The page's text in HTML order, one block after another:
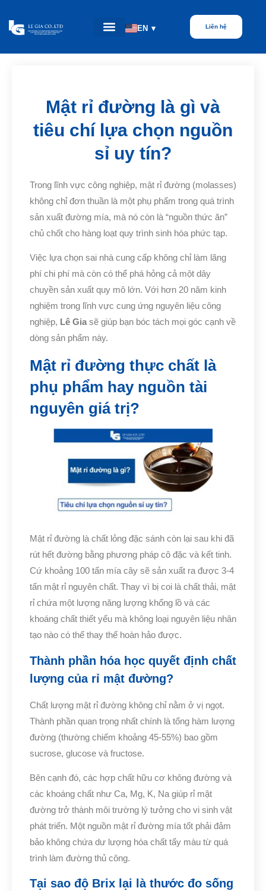
EN ▾ Liên hệ
Mật rỉ đường là gì và
tiêu chí lựa chọn nguồn
sỉ uy tín?
Trong lĩnh vực công nghiệp, mật rỉ đường (molasses)
không chỉ đơn thuần là một phụ phẩm trong quá trình
sản xuất đường mía, mà nó còn là “nguồn thức ăn”
chủ chốt cho hàng loạt quy trình sinh hóa phức tạp.
Việc lựa chọn sai nhà cung cấp không chỉ làm lãng
phí chi phí mà còn có thể phá hỏng cả một dây
chuyền sản xuất quy mô lớn. Với hơn 20 năm kinh
nghiệm trong lĩnh vực cung ứng nguyên liệu công
nghiệp, Lê Gia sẽ giúp bạn bóc tách mọi góc cạnh về
dòng sản phẩm này.
Mật rỉ đường thực chất là
phụ phẩm hay nguồn tài
nguyên giá trị?
Mật rỉ đường là chất lỏng đặc sánh còn lại sau khi đã
rút hết đường bằng phương pháp cô đặc và kết tinh.
Cứ khoảng 100 tấn mía cây sẽ sản xuất ra được 3-4
tấn mật rỉ nguyên chất. Thay vì bị coi là chất thải, mật
rỉ chứa một lượng năng lượng khổng lồ và các
khoáng chất thiết yếu mà không loại nguyên liệu nhân
tạo nào có thể thay thế hoàn hảo được.
Thành phần hóa học quyết định chất
lượng của rỉ mật đường?
Chất lượng mật rỉ đường không chỉ nằm ở vị ngọt.
Thành phần quan trọng nhất chính là tổng hàm lượng
đường (thường chiếm khoảng 45-55%) bao gồm
sucrose, glucose và fructose.
Bên cạnh đó, các hợp chất hữu cơ không đường và
các khoáng chất như Ca, Mg, K, Na giúp rỉ mật
đường trở thành môi trường lý tưởng cho vi sinh vật
phát triển. Một nguồn mật rỉ đường mía​ tốt phải đảm
bảo không chứa dư lượng hóa chất tẩy màu từ quá
trình làm đường thủ công.
Tại sao độ Brix lại là thước đo sống